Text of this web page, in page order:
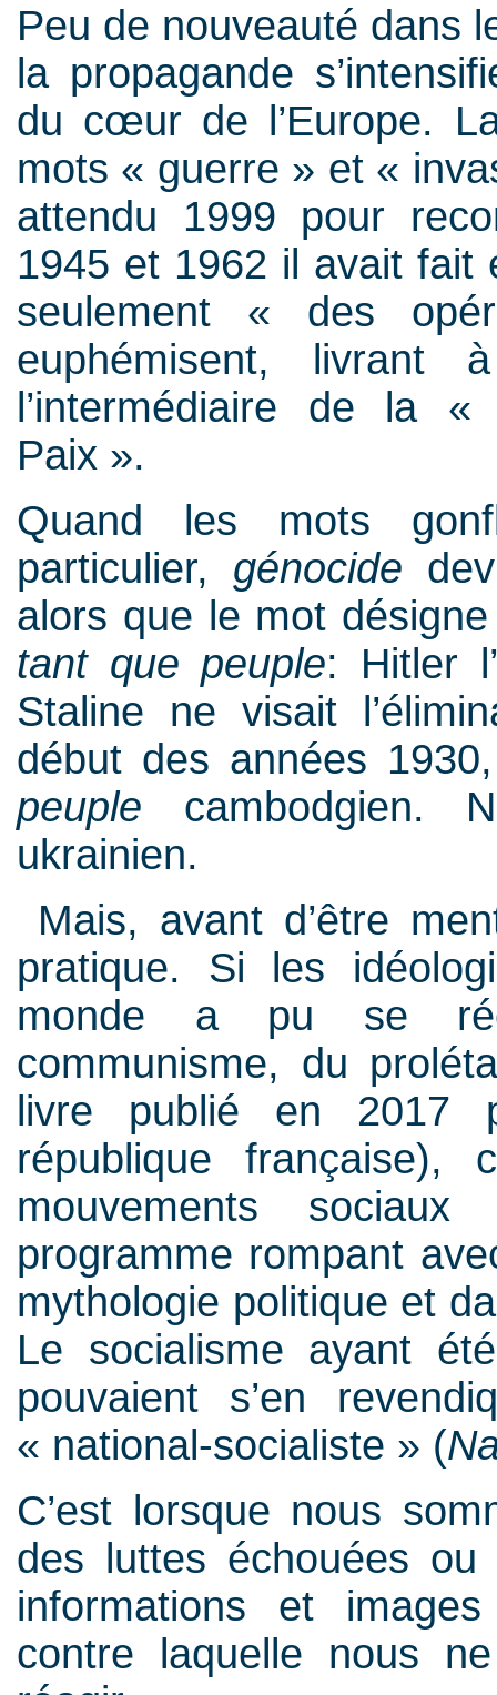
Peu de nouveauté dans
la propagande
du cœur de l’Europe.
mots « guerre » et «
attendu 1999 pour
1945 et 1962 il avait fait
seulement « des
euphémisent, livrant
l’intermédiaire de la
Paix ».
Quand les mots
particulier, génocide
alors que le mot désigne
tant que peuple: Hitler
Staline ne visait
début des années
peuple cambodgien.
ukrainien.
Mais, avant d’être
pratique. Si les
monde a pu se
communisme, du
livre publié en 2017
république française),
mouvements
programme rompant
mythologie politique et
Le socialisme ayant
pouvaient s’en
« national-socialiste » (
C’est lorsque nous
des luttes échouées
informations et
contre laquelle nous